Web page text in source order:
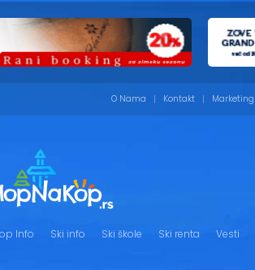
O Nama Kontakt Marketing
Info Ski info Ski škole Ski renta Vesti